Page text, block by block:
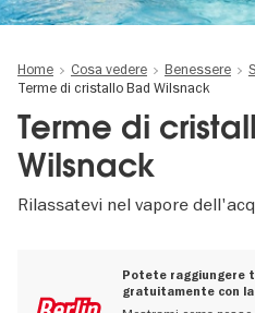
Home Cosa vedere Benessere
Terme di cristallo Bad Wilsnack
Terme di
Wilsnack
Rilassatevi nel vapore
Potete raggiungere
gratuitamente con la